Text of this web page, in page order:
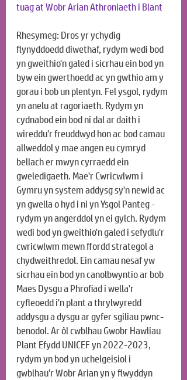
tuag at Wobr Arian Athroniaeth i Blant
Rhesymeg: Dros yr ychydig
flynyddoedd diwethaf, rydym wedi bod
yn gweithio'n galed i sicrhau ein bod yn
byw ein gwerthoedd ac yn gwthio am y
gorau i bob un plentyn. Fel ysgol, rydym
yn anelu at ragoriaeth. Rydym yn
cydnabod ein bod ni dal ar daith i
wireddu’r freuddwyd hon ac bod camau
allweddol y mae angen eu cymryd
bellach er mwyn cyrraedd ein
gweledigaeth. Mae'r Cwricwlwm i
Gymru yn system addysg sy'n newid ac
yn gwella o hyd i ni yn Ysgol Panteg -
rydym yn angerddol yn ei gylch. Rydym
wedi bod yn gweithio'n galed i sefydlu'r
cwricwlwm mewn ffordd strategol a
chydweithredol. Ein camau nesaf yw
sicrhau ein bod yn canolbwyntio ar bob
Maes Dysgu a Phrofiad i wella'r
cyfleoedd i'n plant a thrylwyredd
addysgu a dysgu ar gyfer sgiliau pwnc-
benodol. Ar ôl cwblhau Gwobr Hawliau
Plant Efydd UNICEF yn 2022-2023,
rydym yn bod yn uchelgeisiol i
gwblhau’r Wobr Arian yn y flwyddyn